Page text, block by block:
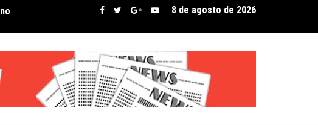
Van Nobre assina lista de convidados em festival que revela novos
8 de agosto de 2026